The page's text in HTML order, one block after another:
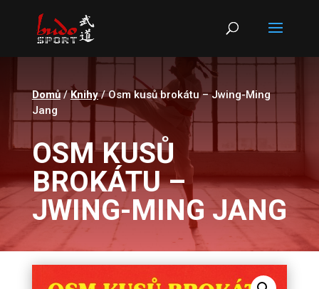
Products
search
Domů/Knihy/ Osm kusů brokátu – Jwing-Ming
Jang
OSM KUSŮ
BROKÁTU –
JWING-MING JANG